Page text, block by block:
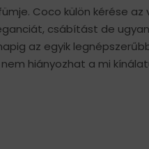
Coco külön kérése az
csábítást de
az egyik
hiányozhat a mi